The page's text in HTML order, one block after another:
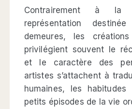
Contrairement à la
représentation
demeures, les
privilégient souvent le
et le caractère des
artistes s’attachent à
humaines, les
petits épisodes de la vie